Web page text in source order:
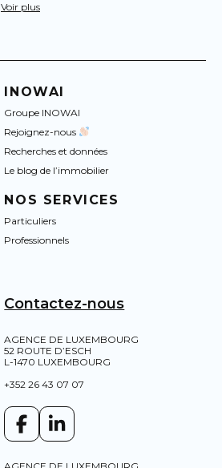
Voir plus
INOWAI
Groupe INOWAI
Rejoignez-nous
Recherches et données
Le blog de l’immobilier
NOS SERVICES
Particuliers
Professionnels
Contactez-nous
AGENCE DE LUXEMBOURG
52 ROUTE D’ESCH
L-1470 LUXEMBOURG
+352 26 43 07 07